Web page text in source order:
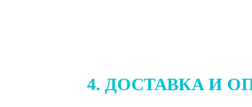
4. ДОСТАВКА И